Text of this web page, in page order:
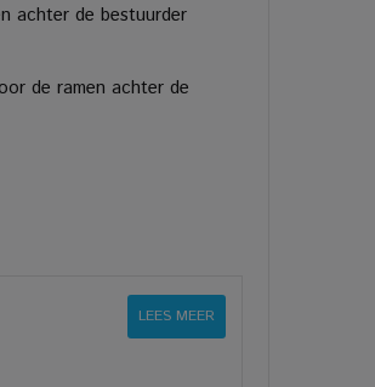
achter de bestuurder
de ramen achter de
LEES MEER